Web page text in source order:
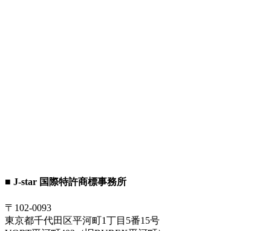
■ J-star 国際特許商標事務所
〒102-0093
東京都千代田区平河町1丁目5番15号